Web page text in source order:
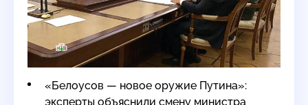
«Белоусов — новое оружие Путина»:
эксперты объяснили смену министра